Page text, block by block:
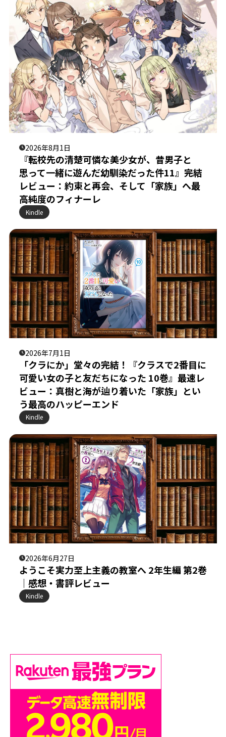
2026年8月1日
『転校先の清楚可憐な美少女が、昔男子と
思って一緒に遊んだ幼馴染だった件11』完結
レビュー：約束と再会、そして「家族」へ最
高純度のフィナーレ
Kindle
2026年7月1日
「クラにか」堂々の完結！『クラスで2番目に
可愛い女の子と友だちになった 10巻』最速レ
ビュー：真樹と海が辿り着いた「家族」とい
う最高のハッピーエンド
Kindle
2026年6月27日
ようこそ実力至上主義の教室へ 2年生編 第2巻
｜感想・書評レビュー
Kindle